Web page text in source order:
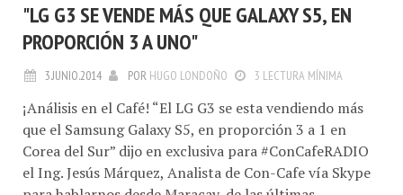
"LG G3 SE VENDE MÁS QUE GALAXY S5, EN
PROPORCIÓN 3 A UNO"
3.JUNIO.2014 POR HUGO LONDOÑO 3 LECTURA MÍNIMA
¡Análisis en el Café! “El LG G3 se esta vendiendo más
que el Samsung Galaxy S5, en proporción 3 a 1 en
Corea del Sur” dijo en exclusiva para #ConCafeRADIO
el Ing. Jesús Márquez, Analista de Con-Cafe vía Skype